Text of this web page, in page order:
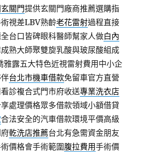
關門提供玄關門廠商推薦選購指
視差LBV熟齡老花雷射過程直接
台口皆碑眼科醫師幫家人做白內
熟大師聚雙旋乳酸與玻尿酸組成
雅露五大特色近視雷射費用中小企
台北市機車借款免留車官方直營
診複合式門市府收送專業洗衣店
處理價格眾多借款領域小額借貸
合法安全的汽車借款環境平價高級
乾洗店推薦台北有急需資金朋友
價格會手術範圍腹拉費用手術價